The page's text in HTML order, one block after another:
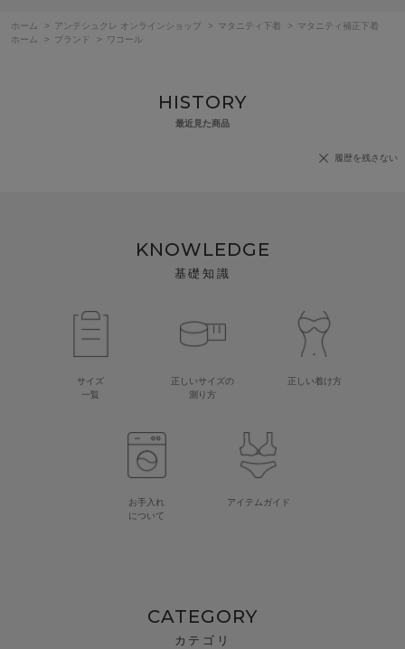
ホーム > アンテシュクレ オンラインショップ > マタニティ下着 >
マタニティ補正下着
ホーム
> ブランド > ワコール
HISTORY
最近見た商品
履歴を残さない
KNOWLEDGE
基礎知識
サイズ
一覧
正しいサイズの
測り方
正しい着け方
お手入れ
について
アイテムガイド
CATEGORY
カテゴリ